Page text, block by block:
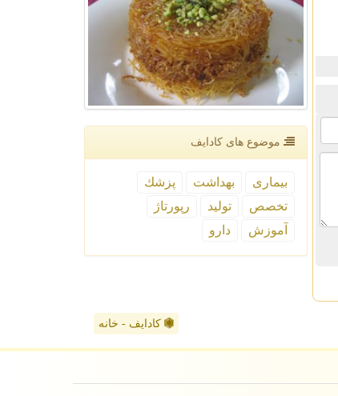
موضوع های كادایف
بیماری بهداشت
پزشك
تخصص
تولید
رپورتاژ
آموزش
دارو
کادایف - خانه